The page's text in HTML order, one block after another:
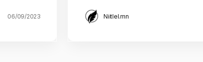
06/09/2023 Niitlel.mn